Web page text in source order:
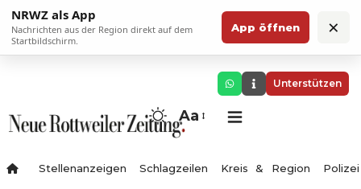
NRWZ als App
Nachrichten aus der Region direkt auf dem
Startbildschirm.
App öffnen ×
Unterstützen
Aa
Stellenanzeigen Schlagzeilen Kreis & Region Polizei